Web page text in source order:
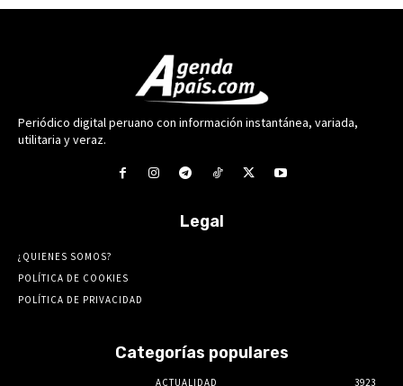
Periódico digital peruano con información instantánea, variada,
utilitaria y veraz.
Legal
¿QUIENES SOMOS?
POLÍTICA DE COOKIES
POLÍTICA DE PRIVACIDAD
Categorías populares
ACTUALIDAD 3923